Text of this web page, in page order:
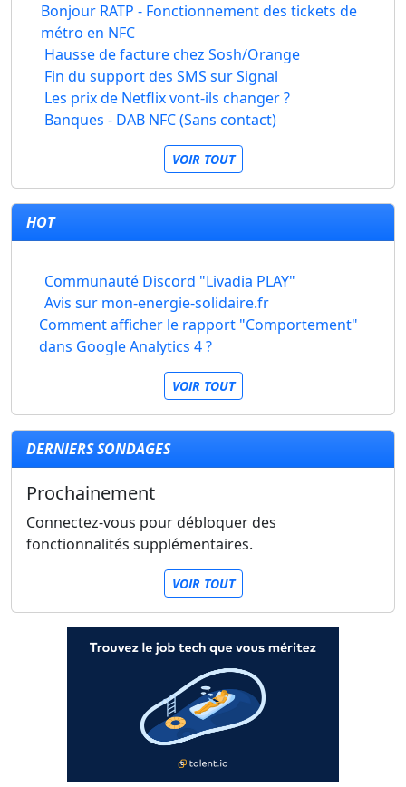
Bonjour RATP - Fonctionnement des tickets de
métro en NFC
Hausse de facture chez Sosh/Orange
Fin du support des SMS sur Signal
Les prix de Netflix vont-ils changer ?
Banques - DAB NFC (Sans contact)
VOIR TOUT
HOT
Communauté Discord "Livadia PLAY"
Avis sur mon-energie-solidaire.fr
Comment afficher le rapport "Comportement"
dans Google Analytics 4 ?
VOIR TOUT
DERNIERS SONDAGES
Prochainement
Connectez-vous pour débloquer des
fonctionnalités supplémentaires.
VOIR TOUT